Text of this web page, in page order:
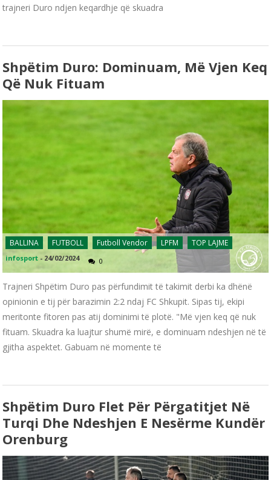
trajneri Duro ndjen keqardhje që skuadra
Shpëtim Duro: Dominuam, Më Vjen Keq
Që Nuk Fituam
BALLINA FUTBOLL Futboll Vendor LPFM TOP LAJME
infosport - 24/02/2024 0
Trajneri Shpëtim Duro pas përfundimit të takimit derbi ka dhënë
opinionin e tij për barazimin 2:2 ndaj FC Shkupit. Sipas tij, ekipi
meritonte fitoren pas atij dominimi të plotë. "Më vjen keq që nuk
fituam. Skuadra ka luajtur shumë mirë, e dominuam ndeshjen në të
gjitha aspektet. Gabuam në momente të
Shpëtim Duro Flet Për Përgatitjet Në
Turqi Dhe Ndeshjen E Nesërme Kundër
Orenburg